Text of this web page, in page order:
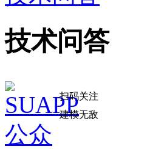
技术问答
扫码关注
建模无敌